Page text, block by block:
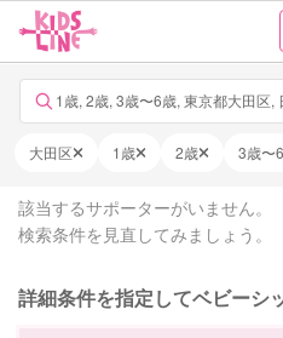
1歳, 2歳, 3歳〜6歳, 東京都大田区,
大田区 1歳 2歳 3歳〜
該当するサポーターがいません。
検索条件を見直してみましょう。
詳細条件を指定してベビーシ